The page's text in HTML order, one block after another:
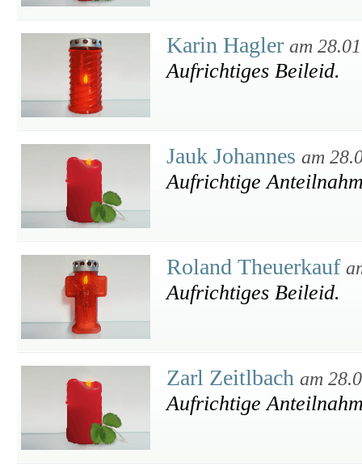
Karin Hagler am
Aufrichtiges Beileid.
Jauk Johannes am
Aufrichtige
Roland Theuerkauf
Aufrichtiges Beileid.
Zarl Zeitlbach am
Aufrichtige